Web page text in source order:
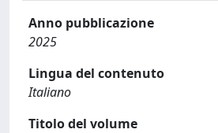
Anno pubblicazione
2025
Lingua del contenuto
Italiano
Titolo del volume